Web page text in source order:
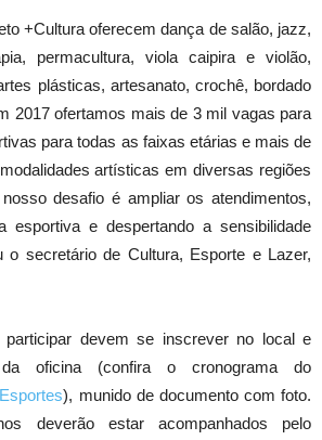
+Cultura oferecem dança de salão, jazz,
permacultura, viola caipira e violão,
plásticas, artesanato, crochê, bordado
2017 ofertamos mais de 3 mil vagas para
para todas as faixas etárias e mais de
artísticas em diversas regiões
desafio é ampliar os atendimentos,
esportiva e despertando a sensibilidade
o secretário de Cultura, Esporte e Lazer,
devem se inscrever no local e
da oficina (confira o cronograma do
), munido de documento com foto.
deverão estar acompanhados pelo